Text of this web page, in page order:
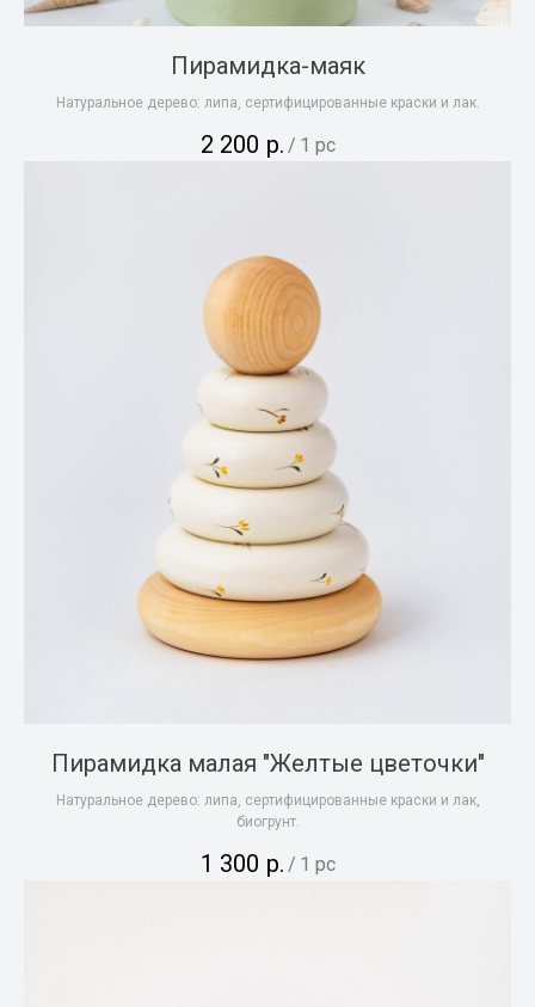
Пирамидка-маяк
Натуральное дерево: липа, сертифицированные краски и лак.
2 200 р. / 1 pc
Пирамидка малая "Желтые цветочки"
Натуральное дерево: липа, сертифицированные краски и лак,
биогрунт.
1 300 р. / 1 pc